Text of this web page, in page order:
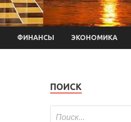
ФИНАНСЫ ЭКОНОМИКА
ПОИСК